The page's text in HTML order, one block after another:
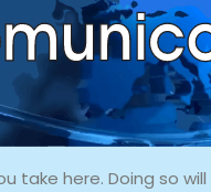
here. Doing so